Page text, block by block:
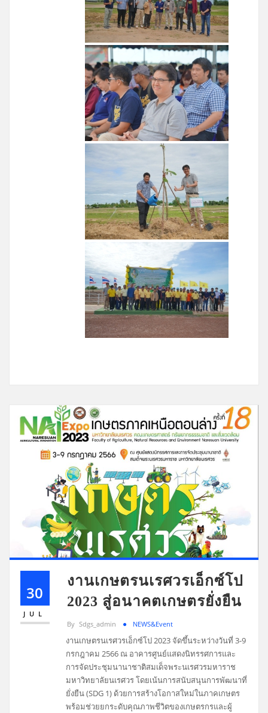
30
JUL
งานเกษตรนเรศวรเอ็กซ์โป
2023 สู่อนาคตเกษตรยั่งยืน
By Sdgs_admin NEWS&Event
งานเกษตรนเรศวรเอ็กซ์โป 2023 จัดขึ้นระหว่างวันที่ 3-9
กรกฎาคม 2566 ณ อาคารศูนย์แสดงนิทรรศการและ
การจัดประชุมนานาชาติสมเด็จพระนเรศวรมหาราช
มหาวิทยาลัยนเรศวร โดยเน้นการสนับสนุนการพัฒนาที่
ยั่งยืน (SDG 1) ด้วยการสร้างโอกาสใหม่ในภาคเกษตร
พร้อมช่วยยกระดับคุณภาพชีวิตของเกษตรกรและผู้